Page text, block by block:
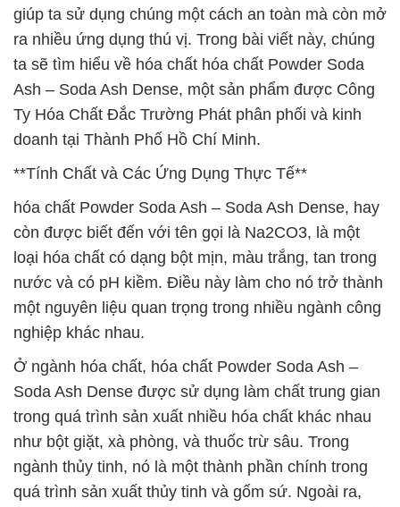
giúp ta sử dụng chúng một cách an toàn mà còn mở
ra nhiều ứng dụng thú vị. Trong bài viết này, chúng
ta sẽ tìm hiểu về hóa chất hóa chất Powder Soda
Ash – Soda Ash Dense, một sản phẩm được Công
Ty Hóa Chất Đắc Trường Phát phân phối và kinh
doanh tại Thành Phố Hồ Chí Minh.
**Tính Chất và Các Ứng Dụng Thực Tế**
hóa chất Powder Soda Ash – Soda Ash Dense, hay
còn được biết đến với tên gọi là Na2CO3, là một
loại hóa chất có dạng bột mịn, màu trắng, tan trong
nước và có pH kiềm. Điều này làm cho nó trở thành
một nguyên liệu quan trọng trong nhiều ngành công
nghiệp khác nhau.
Ở ngành hóa chất, hóa chất Powder Soda Ash –
Soda Ash Dense được sử dụng làm chất trung gian
trong quá trình sản xuất nhiều hóa chất khác nhau
như bột giặt, xà phòng, và thuốc trừ sâu. Trong
ngành thủy tinh, nó là một thành phần chính trong
quá trình sản xuất thủy tinh và gốm sứ. Ngoài ra,